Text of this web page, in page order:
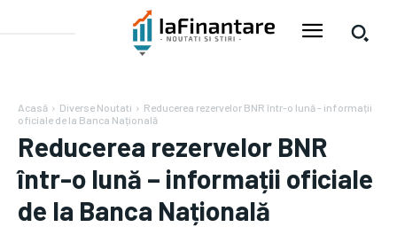
Acasă Diverse Noutati
Reducerea rezervelor BNR într-o lună - informații
oficiale de la Banca Națională
Reducerea rezervelor BNR
într-o lună – informații oficiale
de la Banca Națională